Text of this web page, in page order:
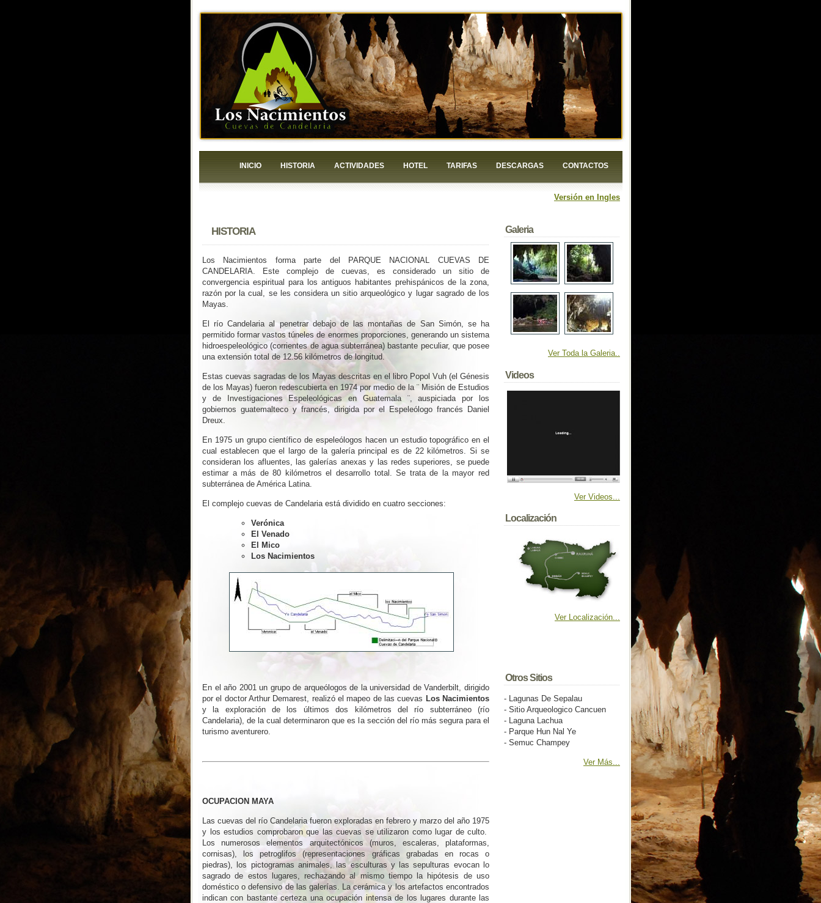
INICIO HISTORIA ACTIVIDADES HOTEL TARIFAS DESCARGAS CONTACTOS
HISTORIA
Los Nacimientos forma parte del PARQUE NACIONAL CUEVAS DE
CANDELARIA. Este complejo de cuevas, es considerado un sitio de
convergencia espiritual para los antiguos habitantes prehispánicos de la zona,
razón por la cual, se les considera un sitio arqueológico y lugar sagrado de los
Mayas.
El río Candelaria al penetrar debajo de las montañas de San Simón, se ha
permitido formar vastos túneles de enormes proporciones, generando un sistema
hidroespeleológico (corrientes de agua subterránea) bastante peculiar, que posee
una extensión total de 12.56 kilómetros de longitud.
Estas cuevas sagradas de los Mayas descritas en el libro Popol Vuh (el Génesis
de los Mayas) fueron redescubierta en 1974 por medio de la ¨ Misión de Estudios
y de Investigaciones Espeleológicas en Guatemala ¨, auspiciada por los
gobiernos guatemalteco y francés, dirigida por el Espeleólogo francés Daniel
Dreux.
En 1975 un grupo científico de espeleólogos hacen un estudio topográfico en el
cual establecen que el largo de la galería principal es de 22 kilómetros. Si se
consideran los afluentes, las galerías anexas y las redes superiores, se puede
estimar a más de 80 kilómetros el desarrollo total. Se trata de la mayor red
subterránea de América Latina.
El complejo cuevas de Candelaria está dividido en cuatro secciones:
Verónica
El Venado
El Mico
Los Nacimientos
En el año 2001 un grupo de arqueólogos de la universidad de Vanderbilt, dirigido
por el doctor Arthur Demarest, realizó el mapeo de las cuevas Los Nacimientos
y la exploración de los últimos dos kilómetros del río subterráneo (río
Candelaria), de la cual determinaron que es la sección del río más segura para el
turismo aventurero.
OCUPACION MAYA
Las cuevas del río Candelaria fueron exploradas en febrero y marzo del año 1975
y los estudios comprobaron que las cuevas se utilizaron como lugar de culto.
Los numerosos elementos arquitectónicos (muros, escaleras, plataformas,
cornisas), los petroglifos (representaciones gráficas grabadas en rocas o
piedras), los pictogramas animales, las esculturas y las sepulturas evocan lo
sagrado de estos lugares, rechazando al mismo tiempo la hipótesis de uso
doméstico o defensivo de las galerías. La cerámica y los artefactos encontrados
indican con bastante certeza una ocupación intensa de los lugares durante las
Versión en Ingles
Galeria
Ver Toda la Galeria..
Videos
Ver Videos...
Localización
Ver Localización...
Otros Sitios
- Lagunas De Sepalau
- Sitio Arqueologico Cancuen
- Laguna Lachua
- Parque Hun Nal Ye
- Semuc Champey
Ver Más...